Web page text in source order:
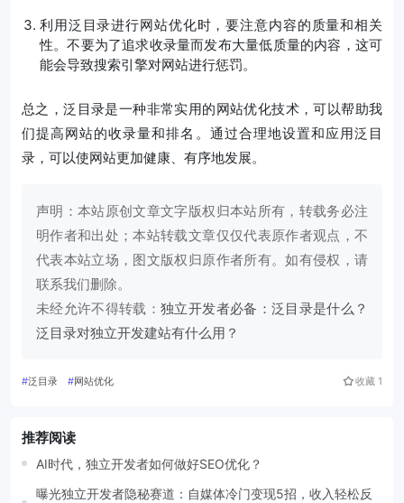
利用泛目录进行网站优化时，要注意内容的质量和相关
性。不要为了追求收录量而发布大量低质量的内容，这可
能会导致搜索引擎对网站进行惩罚。
总之，泛目录是一种非常实用的网站优化技术，可以帮助我
们提高网站的收录量和排名。通过合理地设置和应用泛目
录，可以使网站更加健康、有序地发展。
声明：本站原创文章文字版权归本站所有，转载务必注
明作者和出处；本站转载文章仅仅代表原作者观点，不
代表本站立场，图文版权归原作者所有。如有侵权，请
联系我们删除。
未经允许不得转载：独立开发者必备：泛目录是什么？
泛目录对独立开发建站有什么用？
#泛目录 #网站优化 收藏 1
推荐阅读
AI时代，独立开发者如何做好SEO优化？
曝光独立开发者隐秘赛道：自媒体冷门变现5招，收入轻松反